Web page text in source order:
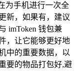
为手机进行一次全
新，如果有，建议
imToken 钱包兼
，让它能够更好地
中的重要数据，以
要的物品打包好,避